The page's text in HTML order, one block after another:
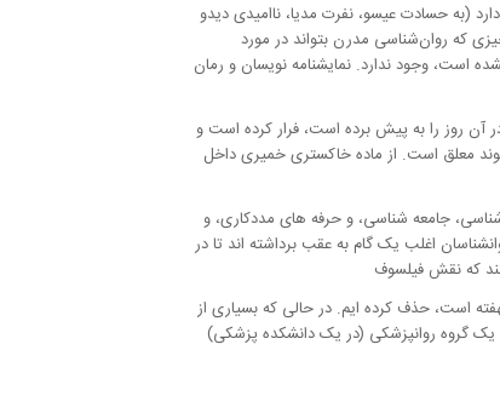
(به حسادت عیسو، نفرت مدیا، ناامیدی دیدو
که روان‌شناسی مدرن بتواند در مورد
است، وجود ندارد. نمایشنامه نویسان و رمان
آن روز را به پیش برده است، فرار کرده است و
معلق است. از ماده خاکستری خمیری داخل
جامعه شناسی، و حرفه های مددکاری، و
اغلب یک گام به عقب برداشته اند تا در
که نقش فیلسوف
است، حذف کرده ایم. در حالی که بسیاری از
یک گروه روانپزشکی (در یک دانشکده پزشکی)